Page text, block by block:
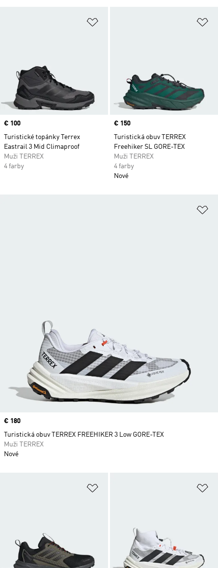
Pridať do zoznamu želaných
Price
€ 100
Turistické topánky Terrex
Eastrail 3 Mid Climaproof
Muži TERREX
4 farby
Price
€ 150
Turistická obuv TERREX
Freehiker SL GORE-TEX
Muži TERREX
4 farby
Nové
Pridať do zoznamu želaných
Price
€ 180
Turistická obuv TERREX FREEHIKER 3 Low GORE-TEX
Muži TERREX
Nové